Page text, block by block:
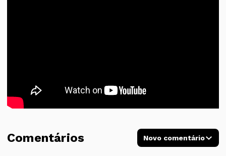
Comentários Novo comentário